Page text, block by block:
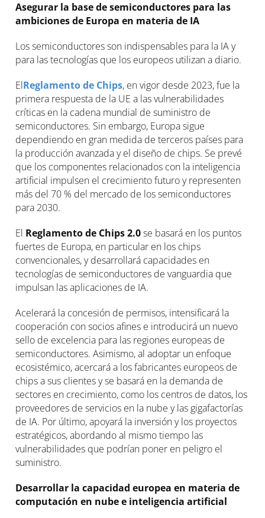
Asegurar la base de semiconductores para las
ambiciones de Europa en materia de IA
Los semiconductores son indispensables para la IA y
para las tecnologías que los europeos utilizan a diario.
ElReglamento de Chips, en vigor desde 2023, fue la
primera respuesta de la UE a las vulnerabilidades
críticas en la cadena mundial de suministro de
semiconductores. Sin embargo, Europa sigue
dependiendo en gran medida de terceros países para
la producción avanzada y el diseño de chips. Se prevé
que los componentes relacionados con la inteligencia
artificial impulsen el crecimiento futuro y representen
más del 70 % del mercado de los semiconductores
para 2030.
El Reglamento de Chips 2.0se basará en los puntos
fuertes de Europa, en particular en los chips
convencionales, y desarrollará capacidades en
tecnologías de semiconductores de vanguardia que
impulsan las aplicaciones de IA.
Acelerará la concesión de permisos, intensificará la
cooperación con socios afines e introducirá un nuevo
sello de excelencia para las regiones europeas de
semiconductores. Asimismo, al adoptar un enfoque
ecosistémico, acercará a los fabricantes europeos de
chips a sus clientes y se basará en la demanda de
sectores en crecimiento, como los centros de datos, los
proveedores de servicios en la nube y las gigafactorías
de IA. Por último, apoyará la inversión y los proyectos
estratégicos, abordando al mismo tiempo las
vulnerabilidades que podrían poner en peligro el
suministro.
Desarrollar la capacidad europea en materia de
computación en nube e inteligencia artificial